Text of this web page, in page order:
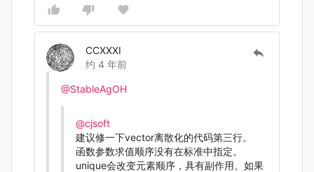
CCXXXI
约 4 年前
@StableAgOH
@cjsoft
建议修一下vector离散化的代码第三行。
函数参数求值顺序没有在标准中指定。
unique会改变元素顺序，具有副作用。如果